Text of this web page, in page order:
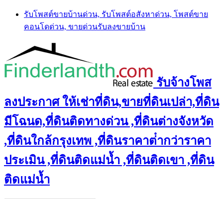
Skip
content
รับโพสต์ขายบ้านด่วน, รับโพสต์อสังหาด่วน, โพสต์ขาย
คอนโดด่วน, ขายด่วนรับลงขายบ้าน
รับจ้างโพส
ลงประกาศ ให้เช่าที่ดิน,ขายที่ดินเปล่า,ที่ดิน
มีโฉนด,ที่ดินติดทางด่วน ,ที่ดินต่างจังหวัด
,ที่ดินใกล้กรุงเทพ ,ที่ดินราคาต่ํากว่าราคา
ประเมิน ,ที่ดินติดแม่น้ำ ,ที่ดินติดเขา ,ที่ดิน
ติดแม่น้ำ